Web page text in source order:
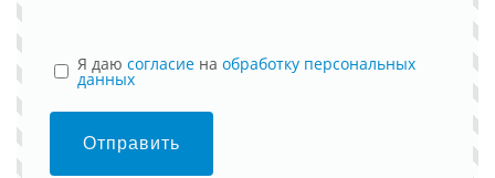
Я даюсогласие наобработку персональных
данных
Отправить